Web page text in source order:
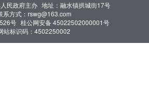
民政府主办 地址：融水镇拱城街17号
系方式：rswg@163.com
号 桂公网安备 45022502000001号
站标识码：4502250002